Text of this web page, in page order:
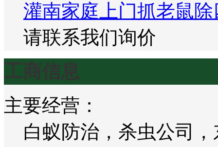
灌南家庭上门抓老鼠
请联系我们询价
工商信息
主要经营：
白蚁防治，杀虫公司